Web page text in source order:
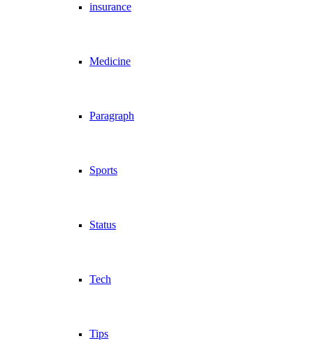
insurance
Medicine
Paragraph
Sports
Status
Tech
Tips